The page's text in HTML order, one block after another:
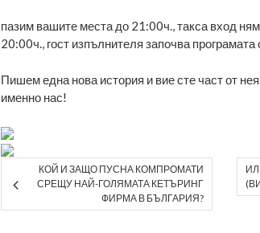
пазим вашите места до 21:00ч., такса вход
20:00ч., гост изпълнителя започва
Пишем една нова история и вие сте част от
именно нас!
КОЙ И ЗАЩО ПУСНА КОМПРОМАТИ
СРЕЩУ НАЙ-ГОЛЯМАТА КЕТЪРИНГ
ФИРМА В БЪЛГАРИЯ?